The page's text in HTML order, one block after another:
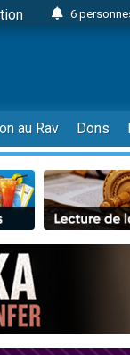
6
2
17
4
Il reste
23
Eva vient
4
3
3
Odaya
13
au Rav Dons